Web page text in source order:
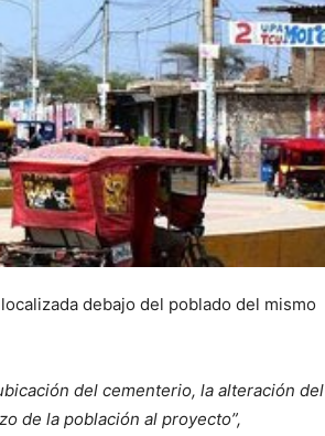
debajo del poblado del mismo
del cementerio, la alteración del
de la población al proyecto”,